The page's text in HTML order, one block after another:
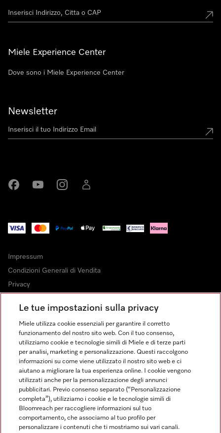
Miele Experience Center
Dove sono i Miele Experience Center
Newsletter
Impressum
Condizioni Generali di Vendita
Privacy
Dichiarazione di Accessibilità
Modulo di recesso
Legge sui servizi digitali
Impostazioni cookie
FINANZIAMENTO FINO A 50 MESI CON OPZIONE 10 E TASSO
ZERO
Le tue impostazioni sulla privacy
Miele utilizza cookie essenziali per garantire il corretto
funzionamento del nostro sito web. Con il tuo consenso,
utilizziamo cookie e tecnologie simili di Miele e di terze parti
per analisi, marketing e personalizzazione. Questi raccolgono
informazioni su come viene utilizzato il nostro sito web e ci
aiutano a migliorare la tua esperienza online. I cookie vengono
utilizzati anche per la personalizzazione degli annunci
pubblicitari. Previo consenso separato (“Personalizzazione
completa”), utilizziamo i cookie e le tecnologie simili di
Bloomreach per raccogliere informazioni sul tuo
comportamento, che associamo al tuo profilo per
personalizzare i contenuti che ti mostriamo sui vari canali.